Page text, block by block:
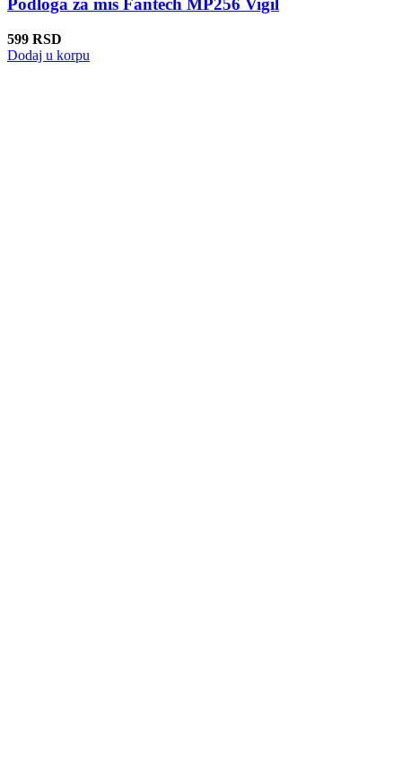
Podloga za mis Fantech MP256 Vigil
599 RSD
Dodaj u korpu